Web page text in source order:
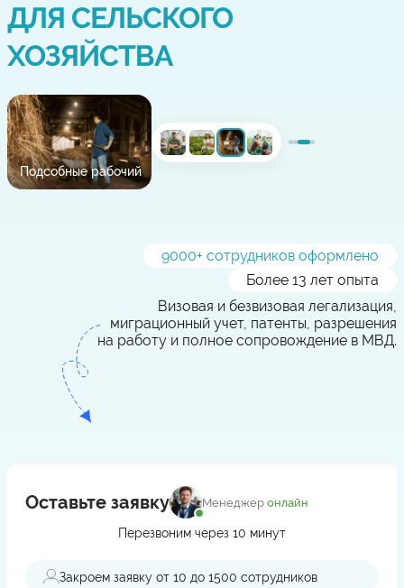
ДЛЯ СЕЛЬСКОГО
ХОЗЯЙСТВА
Подсобные рабочий
9000+ сотрудников оформлено
Более 13 лет опыта
Визовая и безвизовая легализация,
миграционный учет, патенты, разрешения
на работу и полное сопровождение в МВД.
Оставьте заявку Менеджер онлайн
Перезвоним через 10 минут
Закроем заявку от 10 до 1500 сотрудников